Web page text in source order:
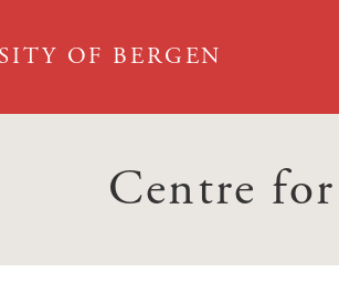
OF BERGEN
Centre for